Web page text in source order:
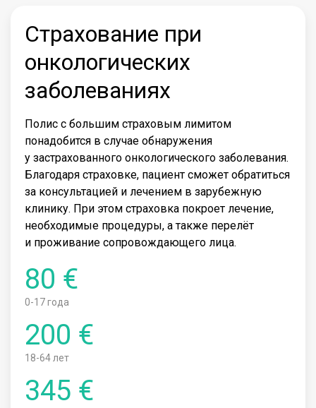
Страхование при
онкологических
заболеваниях
Полис с большим страховым лимитом
понадобится в случае обнаружения
у застрахованного онкологического заболевания.
Благодаря страховке, пациент сможет обратиться
за консультацией и лечением в зарубежную
клинику. При этом страховка покроет лечение,
необходимые процедуры, а также перелёт
и проживание сопровождающего лица.
80 €
0-17 года
200 €
18-64 лет
345 €